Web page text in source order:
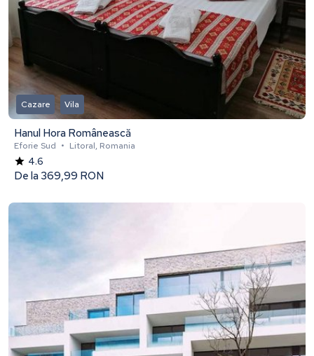
Cazare Vila
Hanul Hora Românească
Eforie Sud • Litoral, Romania
4.6
De la 369,99 RON